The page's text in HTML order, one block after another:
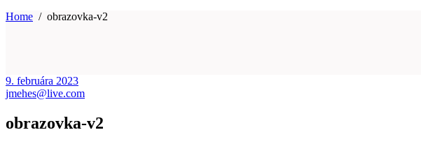
Home / obrazovka-v2
9. februára 2023
jmehes@live.com
obrazovka-v2